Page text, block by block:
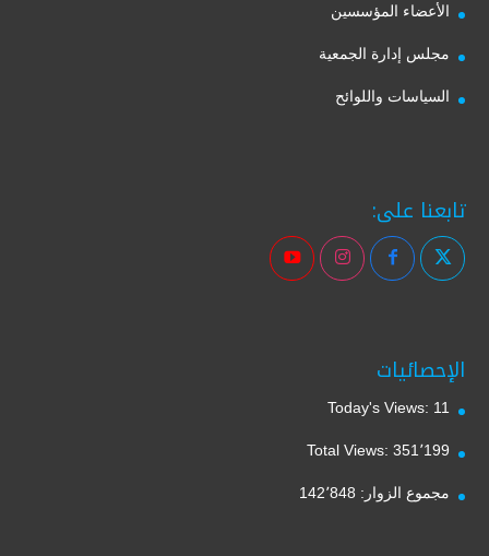
الأعضاء المؤسسين
مجلس إدارة الجمعية
السياسات واللوائح
تابعنا على:
الإحصائيات
Today's Views: 11
Total Views: 351٬199
مجموع الزوار: 142٬848